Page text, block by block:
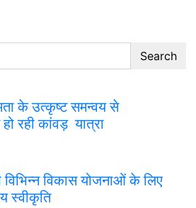
Search
के उत्कृष्ट समन्वय से
रही कांवड़ यात्रा
विभिन्न विकास योजनाओं के लिए
स्वीकृति